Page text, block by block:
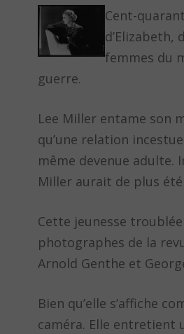
Cent-
d’Elizabeth,
femmes du
guerre.
Lee Miller entame son
qu’une relation
même devenue adulte.
Miller aurait de plus été
Cette jeunesse
photographes de la
Arnold Genthe et
Bien qu’elle s’affiche
caméra. Elle entretient